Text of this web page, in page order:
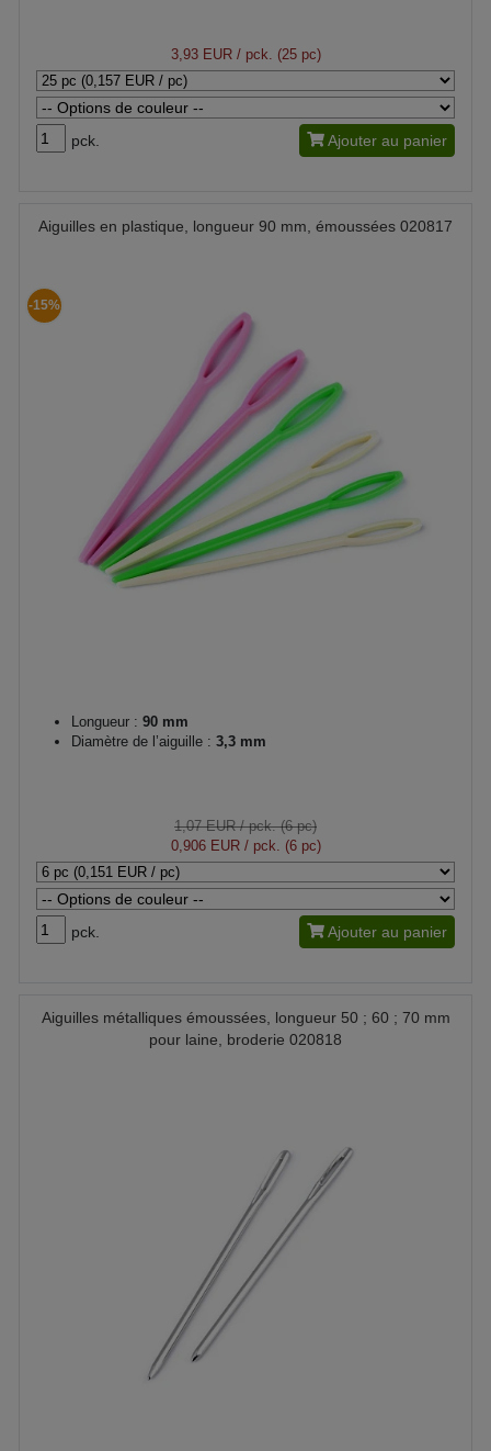
3,93 EUR/ pck. (25 pc)
pck. Ajouter au panier
Aiguilles en plastique, longueur 90 mm, émoussées 020817
-15%
Longueur : 90 mm
Diamètre de l’aiguille : 3,3 mm
1,07 EUR/ pck. (6 pc)
0,906 EUR/ pck. (6 pc)
pck. Ajouter au panier
Aiguilles métalliques émoussées, longueur 50 ; 60 ; 70 mm
pour laine, broderie 020818